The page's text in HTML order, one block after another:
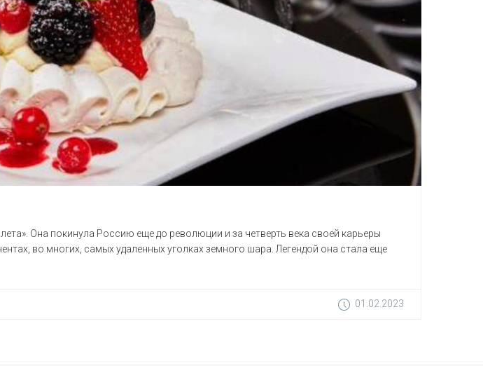
Она покинула Россию еще до революции и за четверть века своей карьеры
во многих, самых удаленных уголках земного шара. Легендой она стала еще
01.02.2023